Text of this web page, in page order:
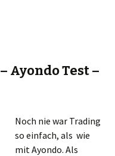
Ayondo Test –
Noch nie war Trading
so einfach, als wie
mit Ayondo. Als